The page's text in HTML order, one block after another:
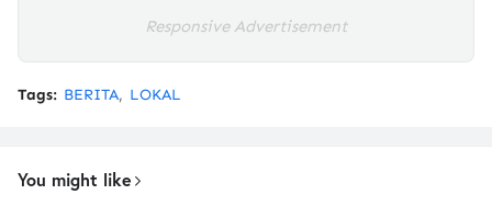
Responsive Advertisement
Tags: BERITA LOKAL
You might like